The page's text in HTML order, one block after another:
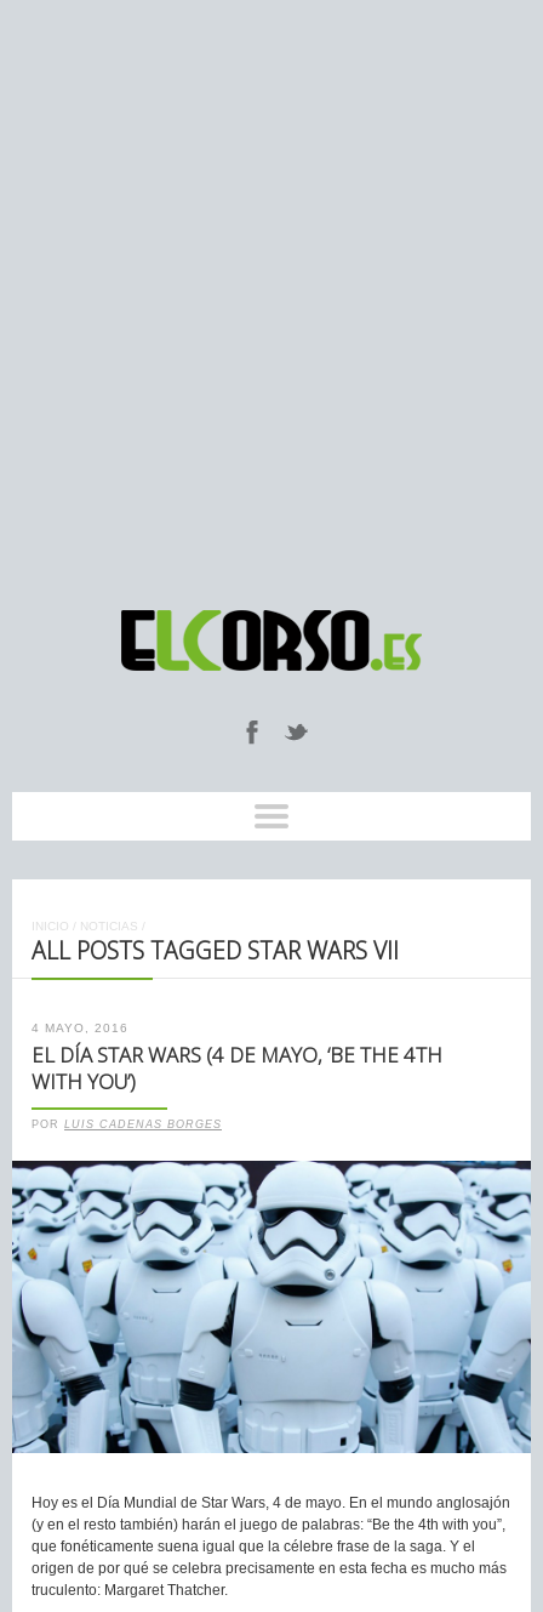
INICIO / NOTICIAS /
ALL POSTS TAGGED STAR WARS VII
4 MAYO, 2016
EL DÍA STAR WARS (4 DE MAYO, ‘BE THE 4TH
WITH YOU’)
POR LUIS CADENAS BORGES
Hoy es el Día Mundial de Star Wars, 4 de mayo. En el mundo anglosajón
(y en el resto también) harán el juego de palabras: “Be the 4th with you”,
que fonéticamente suena igual que la célebre frase de la saga. Y el
origen de por qué se celebra precisamente en esta fecha es mucho más
truculento: Margaret Thatcher.